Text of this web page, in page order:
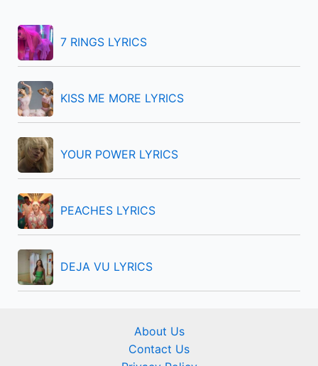
f
o
r
:
7 RINGS LYRICS
KISS ME MORE LYRICS
YOUR POWER LYRICS
PEACHES LYRICS
DEJA VU LYRICS
About Us
Contact Us